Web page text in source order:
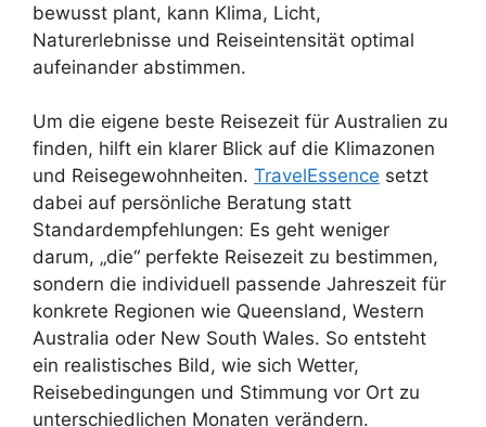
bewusst plant, kann Klima, Licht,
Naturerlebnisse und Reiseintensität optimal
aufeinander abstimmen.
Um die eigene beste Reisezeit für Australien zu
finden, hilft ein klarer Blick auf die Klimazonen
und Reisegewohnheiten. TravelEssence setzt
dabei auf persönliche Beratung statt
Standardempfehlungen: Es geht weniger
darum, „die“ perfekte Reisezeit zu bestimmen,
sondern die individuell passende Jahreszeit für
konkrete Regionen wie Queensland, Western
Australia oder New South Wales. So entsteht
ein realistisches Bild, wie sich Wetter,
Reisebedingungen und Stimmung vor Ort zu
unterschiedlichen Monaten verändern.